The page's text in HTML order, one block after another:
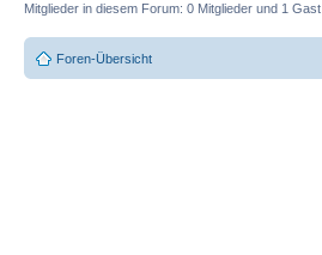
Mitglieder in diesem Forum: 0 Mitglieder und 1 Gast
Foren-Übersicht